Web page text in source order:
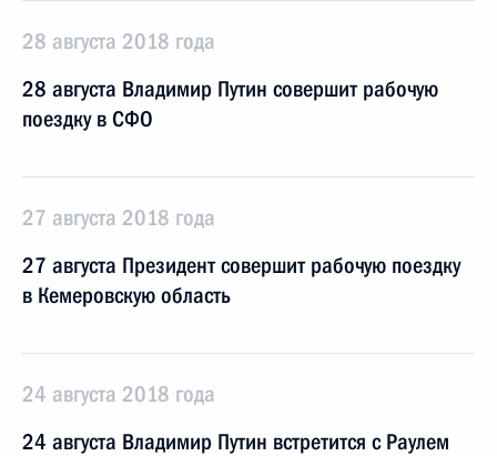
28 августа 2018 года
28 августа Владимир Путин совершит рабочую
поездку в СФО
27 августа 2018 года
27 августа Президент совершит рабочую поездку
в Кемеровскую область
24 августа 2018 года
24 августа Владимир Путин встретится с Раулем